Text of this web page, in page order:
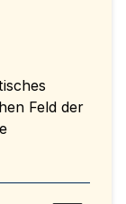
Feld der